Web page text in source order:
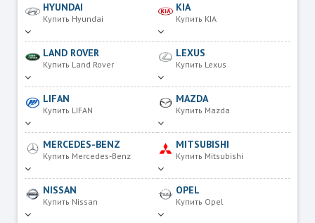
HYUNDAI
Купить Hyundai
KIA
Купить KIA
LAND ROVER
Купить Land Rover
LEXUS
Купить Lexus
LIFAN
Купить LIFAN
MAZDA
Купить Mazda
MERCEDES-BENZ
Купить Mercedes-Benz
MITSUBISHI
Купить Mitsubishi
NISSAN
Купить Nissan
OPEL
Купить Opel